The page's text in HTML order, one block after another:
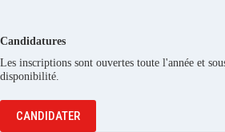
Candidatures
Les inscriptions sont ouvertes toute l'année et
disponibilité.
CANDIDATER